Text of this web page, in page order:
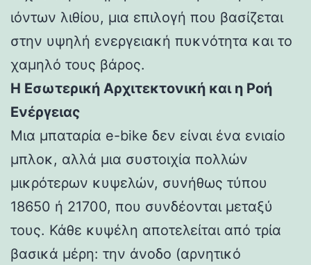
ιόντων λιθίου, μια επιλογή που βασίζεται
στην υψηλή ενεργειακή πυκνότητα και το
χαμηλό τους βάρος.
Η Εσωτερική Αρχιτεκτονική και η Ροή
Ενέργειας
Μια μπαταρία e-bike δεν είναι ένα ενιαίο
μπλοκ, αλλά μια συστοιχία πολλών
μικρότερων κυψελών, συνήθως τύπου
18650 ή 21700, που συνδέονται μεταξύ
τους. Κάθε κυψέλη αποτελείται από τρία
βασικά μέρη: την άνοδο (αρνητικό